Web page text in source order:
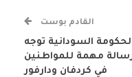
القادم بوست
السودانية توجه
مهمة للمواطنين
في كردفان ودارفور